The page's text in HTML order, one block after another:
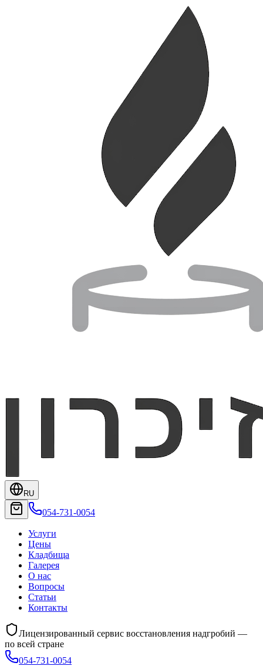
RU
054-731-0054
Услуги
Цены
Кладбища
Галерея
О нас
Вопросы
Статьи
Контакты
Лицензированный сервис восстановления надгробий —
по всей стране
054-731-0054